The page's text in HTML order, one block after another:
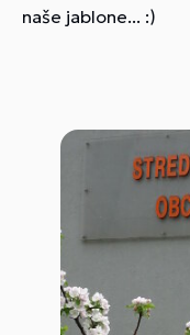
naše jablone... :)